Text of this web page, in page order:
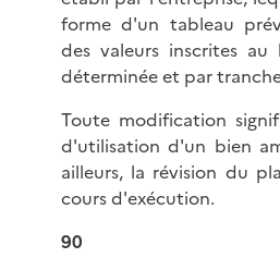
forme d'un tableau
des valeurs inscrites
déterminée et par
Toute modification
d'utilisation d'un bien
ailleurs, la révision du
cours d'exécution.
90